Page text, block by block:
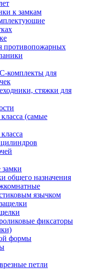
к замкам
противопожарных
комплекты для
стяжки для
(самые
общего назначения
язычком
фиксаторы
формы
петли